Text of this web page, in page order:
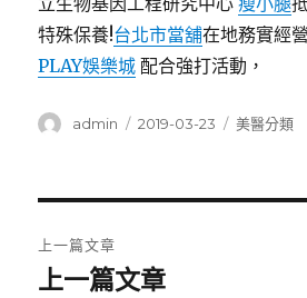
特殊保養!台北市當舖在地務實經
PLAY娛樂城 配合強打活動，
作
admin
發
2019-03-23
分
美醫分類
章
上一篇文章
上
上一篇文章